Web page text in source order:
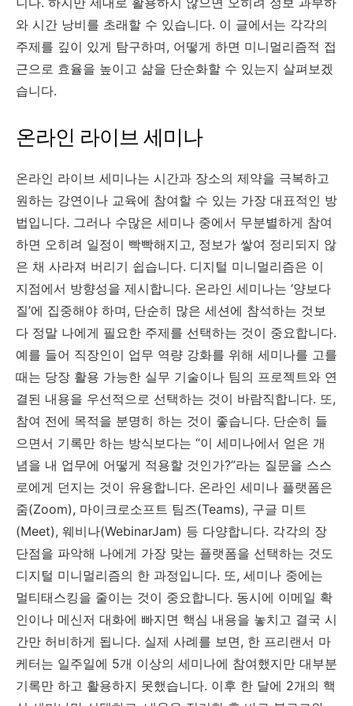
와 시간 낭비를 초래할 수 있습니다. 이 글에서는 각각의
주제를 깊이 있게 탐구하며, 어떻게 하면 미니멀리즘적 접
근으로 효율을 높이고 삶을 단순화할 수 있는지 살펴보겠
습니다.
온라인 라이브 세미나
온라인 라이브 세미나는 시간과 장소의 제약을 극복하고
원하는 강연이나 교육에 참여할 수 있는 가장 대표적인 방
법입니다. 그러나 수많은 세미나 중에서 무분별하게 참여
하면 오히려 일정이 빡빡해지고, 정보가 쌓여 정리되지 않
은 채 사라져 버리기 쉽습니다. 디지털 미니멀리즘은 이
지점에서 방향성을 제시합니다. 온라인 세미나는 ‘양보다
질’에 집중해야 하며, 단순히 많은 세션에 참석하는 것보
다 정말 나에게 필요한 주제를 선택하는 것이 중요합니다.
예를 들어 직장인이 업무 역량 강화를 위해 세미나를 고를
때는 당장 활용 가능한 실무 기술이나 팀의 프로젝트와 연
결된 내용을 우선적으로 선택하는 것이 바람직합니다. 또,
참여 전에 목적을 분명히 하는 것이 좋습니다. 단순히 들
으면서 기록만 하는 방식보다는 “이 세미나에서 얻은 개
념을 내 업무에 어떻게 적용할 것인가?”라는 질문을 스스
로에게 던지는 것이 유용합니다. 온라인 세미나 플랫폼은
줌(Zoom), 마이크로소프트 팀즈(Teams), 구글 미트
(Meet), 웨비나(WebinarJam) 등 다양합니다. 각각의 장
단점을 파악해 나에게 가장 맞는 플랫폼을 선택하는 것도
디지털 미니멀리즘의 한 과정입니다. 또, 세미나 중에는
멀티태스킹을 줄이는 것이 중요합니다. 동시에 이메일 확
인이나 메신저 대화에 빠지면 핵심 내용을 놓치고 결국 시
간만 허비하게 됩니다. 실제 사례를 보면, 한 프리랜서 마
케터는 일주일에 5개 이상의 세미나에 참여했지만 대부분
기록만 하고 활용하지 못했습니다. 이후 한 달에 2개의 핵